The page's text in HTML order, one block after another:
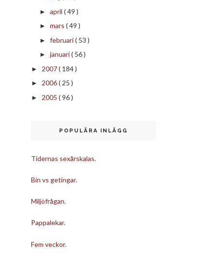
► april ( 49 )
► mars ( 49 )
► februari( 53 )
► januari( 56 )
► 2007( 184 )
► 2006( 25 )
► 2005 ( 96 )
POPULÄRA INLÄGG
Tidernas sexårskalas.
Bin vs getingar.
Miljöfrågan.
Pappalekar.
Fem veckor.